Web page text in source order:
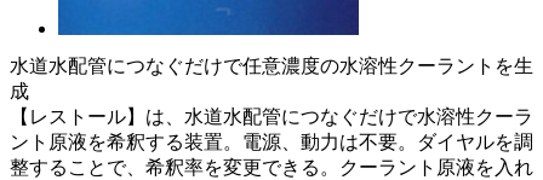
水道水配管につなぐだけで任意濃度の水溶性クーラントを生
成
【レストール】は、水道水配管につなぐだけで水溶性クーラ
ント原液を希釈する装置。電源、動力は不要。ダイヤルを調
整することで、希釈率を変更できる。クーラント原液を入れ